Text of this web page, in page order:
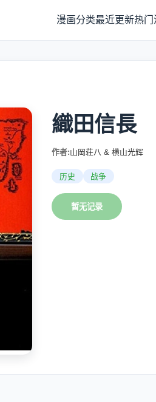
漫画分类最近更新热门
織田信長
作者:山岡荘八 & 横山光辉
历史 战争
暂无记录